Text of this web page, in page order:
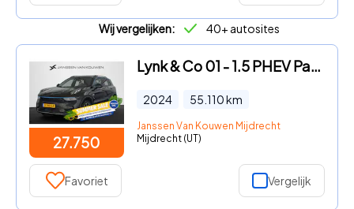
Wij vergelijken: 40+ autosites
27.750
Lynk & Co 01 - 1.5 PHEV Panoramadak Stoelverwarming 360-Camera
2024 55.110km
Janssen Van Kouwen Mijdrecht
Mijdrecht (UT)
Favoriet Vergelijk